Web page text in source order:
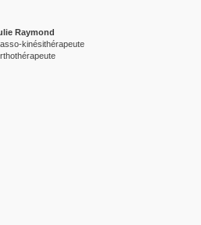
Raymond
kinésithérapeute